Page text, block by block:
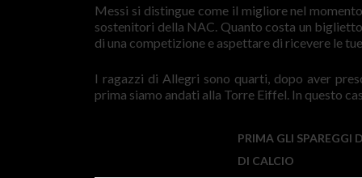
Messi si distingue come il migliore nel
sostenitori della NAC. Quanto costa un
di una competizione e aspettare di ricevere le
I ragazzi di Allegri sono quarti, dopo aver
prima siamo andati alla Torre Eiffel. In questo
PRIMA GLI SPAREGGI
DI CALCIO